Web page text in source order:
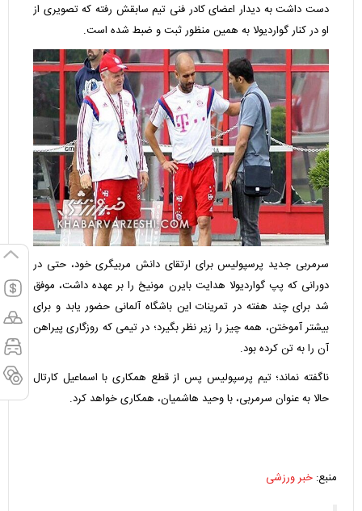
دست داشت به دیدار اعضای کادر فنی تیم سابقش رفته که تصویری از
او در کنار گواردیولا به همین منظور ثبت و ضبط شده است.
سرمربی جدید پرسپولیس برای ارتقای دانش مربیگری خود، حتی در
دورانی که پپ گواردیولا هدایت بایرن مونیخ را بر عهده داشت، موفق
شد برای چند هفته در تمرینات این باشگاه آلمانی حضور یابد و برای
بیشتر آموختن، همه چیز را زیر نظر بگیرد؛ در تیمی که روزگاری پیراهن
آن را به تن کرده بود.
ناگفته نماند؛ تیم پرسپولیس پس از قطع همکاری با اسماعیل کارتال
حالا به عنوان سرمربی، با وحید هاشمیان، همکاری خواهد کرد.
منبع: خبر ورزشی